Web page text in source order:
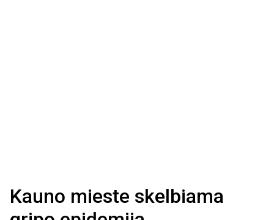
Kauno mieste skelbiama